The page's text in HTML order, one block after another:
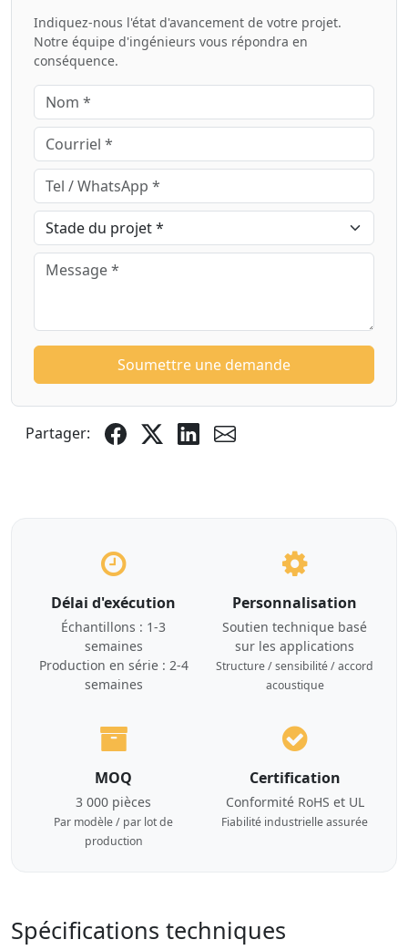
Indiquez-nous l'état d'avancement de votre projet.
Notre équipe d'ingénieurs vous répondra en
conséquence.
Soumettre une demande
Partager:
Délai d'exécution
Échantillons : 1-3
semaines
Production en série : 2-4
semaines
Personnalisation
Soutien technique basé
sur les applications
Structure / sensibilité / accord
acoustique
MOQ
3 000 pièces
Par modèle / par lot de
production
Certification
Conformité RoHS et UL
Fiabilité industrielle assurée
Spécifications techniques